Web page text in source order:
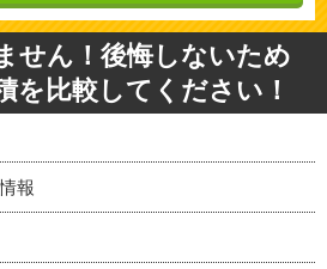
せん！後悔しないため
を比較してください！
報